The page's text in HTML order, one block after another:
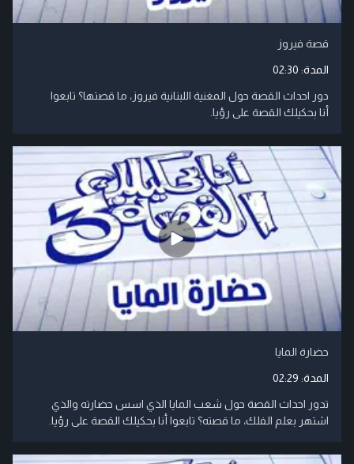
قصة فيروز
المدة: 02:30
دور احداث القصة حول المغنية اللبنانية فيروز، ما قصتها؟ تابعوا
أنا بحكيلك القصة على رؤيا.
حضارة المايا
المدة: 02:29
تدور احداث القصة حول شعب المايا الذي اسس حضارته والذي
اشتهر بعلم الفلك، ما قصته؟ تابعوا أنا بحكيلك القصة على رؤيا.